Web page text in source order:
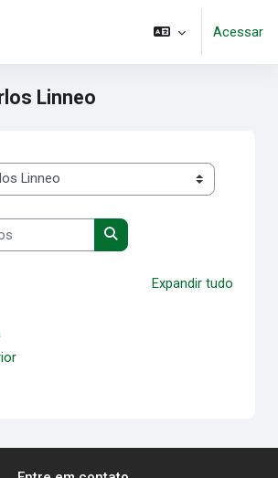
Acessar
Linneo
Buscar cursos
Expandir tudo